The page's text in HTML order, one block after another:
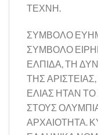
ΤΕΧΝΗ.
ΣΥΜΒΟΛΟ
ΣΥΜΒΟΛΟ
ΕΛΠΙΔΑ, ΤΗ
ΤΗΣ
ΕΛΙΑΣ ΗΤΑΝ
ΣΤΟΥΣ
ΑΡΧΑΙΟΤΗΤΑ.